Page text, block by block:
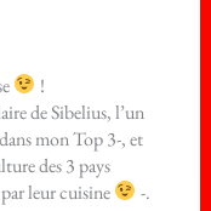
!
de Sibelius, l’un
mon Top 3-, et
des 3 pays
leur cuisine
-.